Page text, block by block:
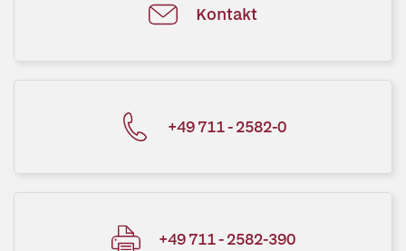
Kontakt
+49 711 - 2582-0
+49 711 - 2582-390